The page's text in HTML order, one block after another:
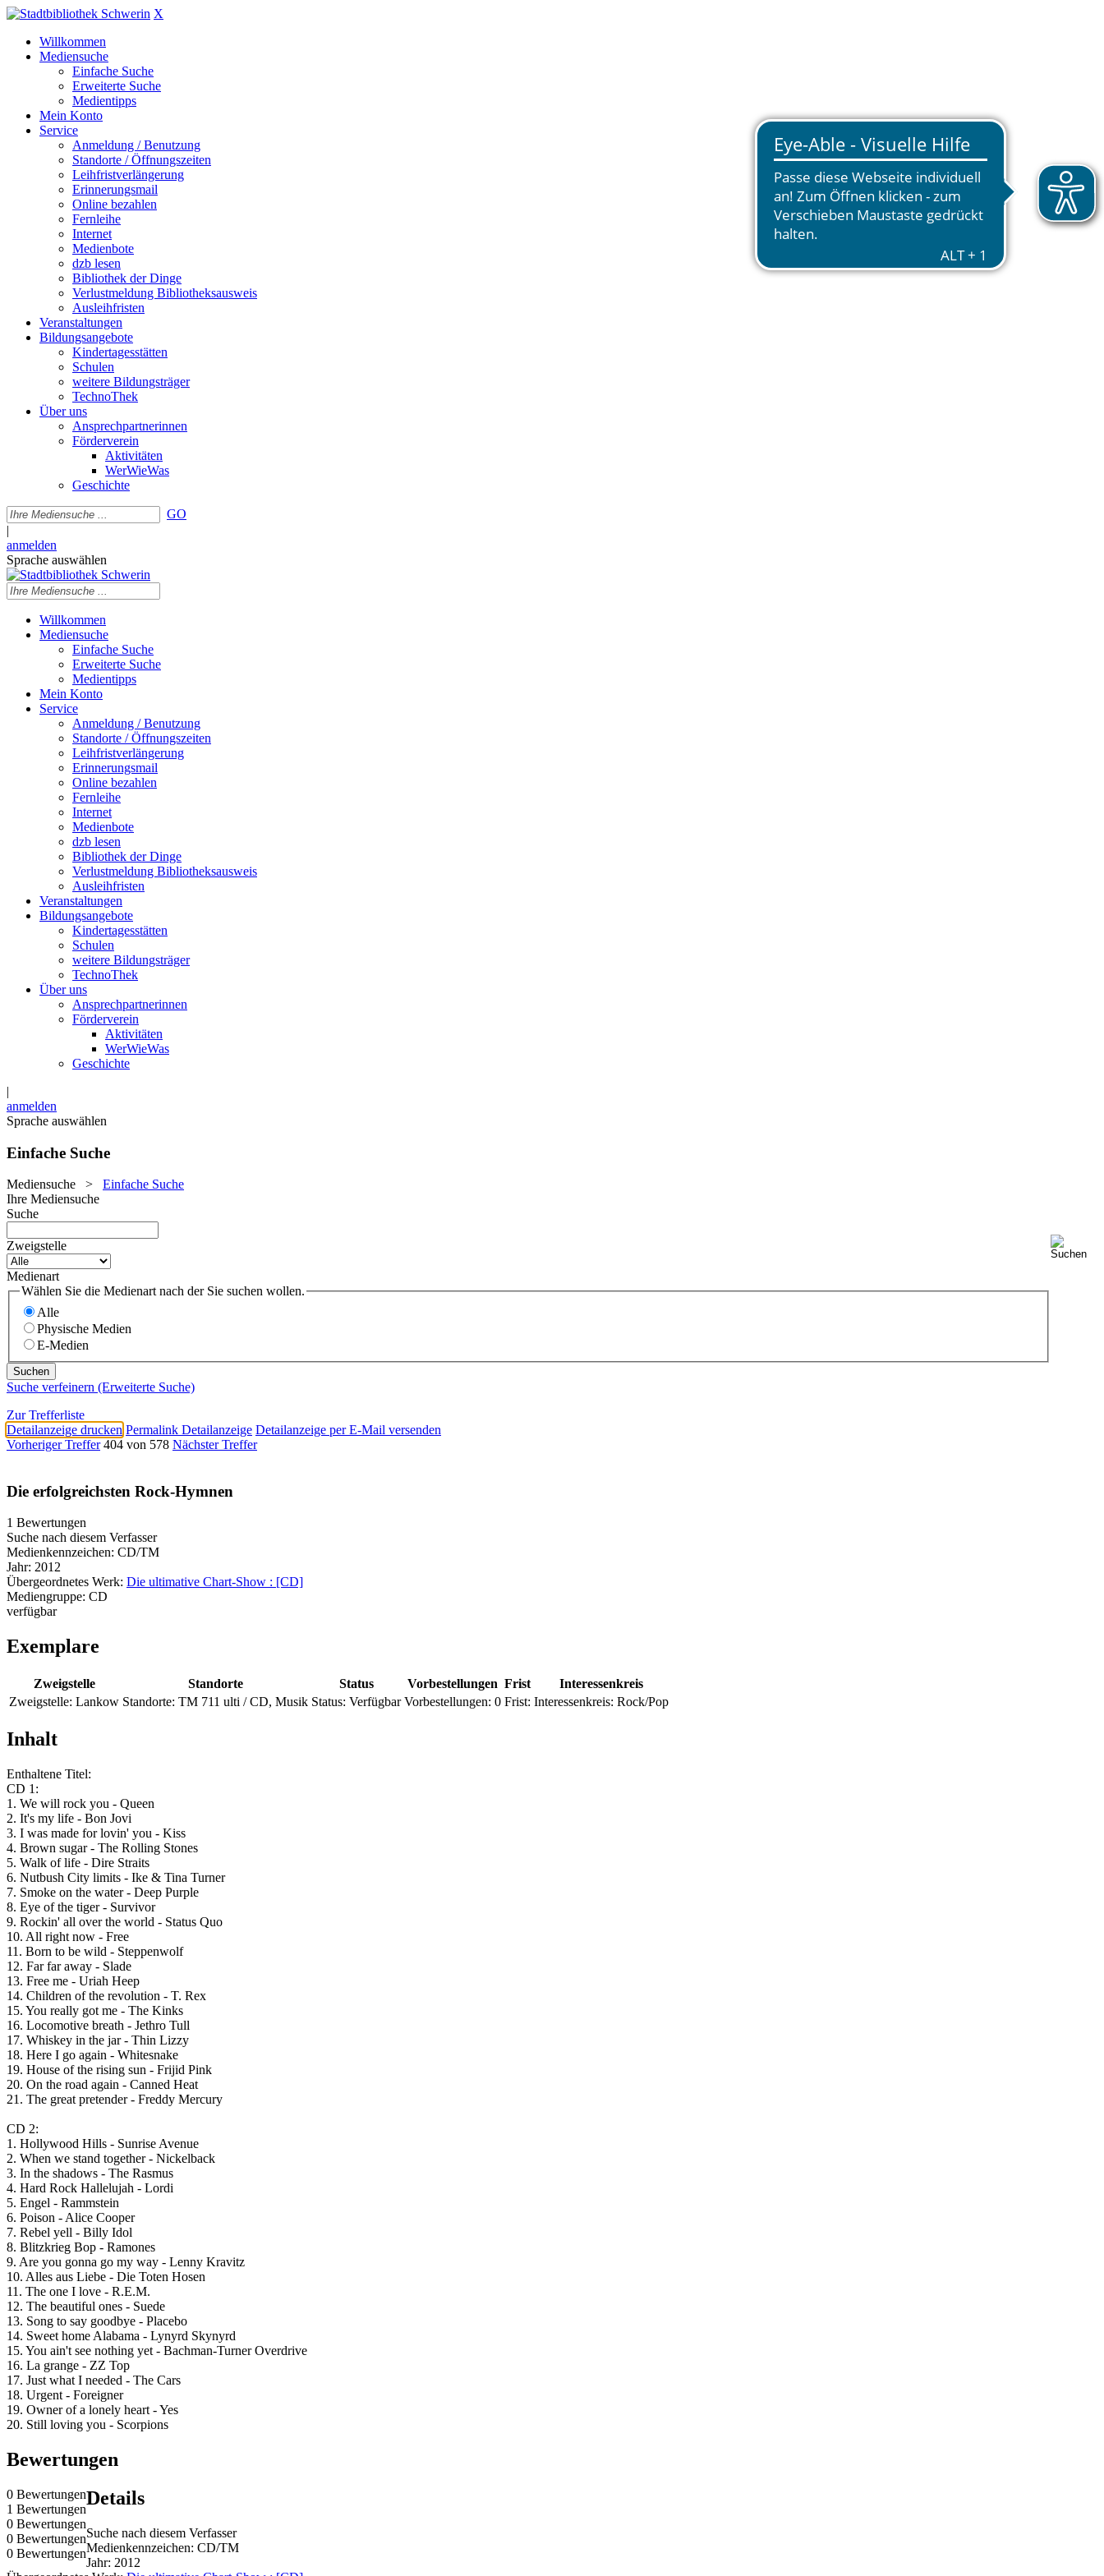
X
Willkommen
Mediensuche
Einfache Suche
Erweiterte Suche
Medientipps
Mein Konto
Service
Anmeldung / Benutzung
Standorte / Öffnungszeiten
Leihfristverlängerung
Erinnerungsmail
Online bezahlen
Fernleihe
Internet
Medienbote
dzb lesen
Bibliothek der Dinge
Verlustmeldung Bibliotheksausweis
Ausleihfristen
Veranstaltungen
Bildungsangebote
Kindertagesstätten
Schulen
weitere Bildungsträger
TechnoThek
Über uns
Ansprechpartnerinnen
Förderverein
Aktivitäten
WerWieWas
Geschichte
GO
|
anmelden
Sprache auswählen
Willkommen
Mediensuche
Einfache Suche
Erweiterte Suche
Medientipps
Mein Konto
Service
Anmeldung / Benutzung
Standorte / Öffnungszeiten
Leihfristverlängerung
Erinnerungsmail
Online bezahlen
Fernleihe
Internet
Medienbote
dzb lesen
Bibliothek der Dinge
Verlustmeldung Bibliotheksausweis
Ausleihfristen
Veranstaltungen
Bildungsangebote
Kindertagesstätten
Schulen
weitere Bildungsträger
TechnoThek
Über uns
Ansprechpartnerinnen
Förderverein
Aktivitäten
WerWieWas
Geschichte
|
anmelden
Sprache auswählen
Einfache Suche
Mediensuche > Einfache Suche
Ihre Mediensuche
Suche
Zweigstelle
Medienart
Wählen Sie die Medienart nach der Sie suchen wollen.
Alle
Physische Medien
E-Medien
Suche verfeinern (Erweiterte Suche)
Zur Trefferliste
Detailanzeige drucken Permalink Detailanzeige Detailanzeige per E-Mail versenden
Vorheriger Treffer 404 von 578 Nächster Treffer
Die erfolgreichsten Rock-Hymnen
1 Bewertungen
Suche nach diesem Verfasser
Medienkennzeichen: CD/TM
Jahr: 2012
Übergeordnetes Werk: Die ultimative Chart-Show : [CD]
Mediengruppe: CD
verfügbar
Exemplare
Zweigstelle Standorte Status Vorbestellungen Frist
Interessenkreis
Zweigstelle: Lankow Standorte: TM 711 ulti / CD, Musik Status: Verfügbar Vorbestellungen: 0 Frist: Interessenkreis: Rock/Pop
Inhalt
Enthaltene Titel:
CD 1:
1. We will rock you - Queen
2. It's my life - Bon Jovi
3. I was made for lovin' you - Kiss
4. Brown sugar - The Rolling Stones
5. Walk of life - Dire Straits
6. Nutbush City limits - Ike & Tina Turner
7. Smoke on the water - Deep Purple
8. Eye of the tiger - Survivor
9. Rockin' all over the world - Status Quo
10. All right now - Free
11. Born to be wild - Steppenwolf
12. Far far away - Slade
13. Free me - Uriah Heep
14. Children of the revolution - T. Rex
15. You really got me - The Kinks
16. Locomotive breath - Jethro Tull
17. Whiskey in the jar - Thin Lizzy
18. Here I go again - Whitesnake
19. House of the rising sun - Frijid Pink
20. On the road again - Canned Heat
21. The great pretender - Freddy Mercury
CD 2:
1. Hollywood Hills - Sunrise Avenue
2. When we stand together - Nickelback
3. In the shadows - The Rasmus
4. Hard Rock Hallelujah - Lordi
5. Engel - Rammstein
6. Poison - Alice Cooper
7. Rebel yell - Billy Idol
8. Blitzkrieg Bop - Ramones
9. Are you gonna go my way - Lenny Kravitz
10. Alles aus Liebe - Die Toten Hosen
11. The one I love - R.E.M.
12. The beautiful ones - Suede
13. Song to say goodbye - Placebo
14. Sweet home Alabama - Lynyrd Skynyrd
15. You ain't see nothing yet - Bachman-Turner Overdrive
16. La grange - ZZ Top
17. Just what I needed - The Cars
18. Urgent - Foreigner
19. Owner of a lonely heart - Yes
20. Still loving you - Scorpions
Bewertungen
0 Bewertungen
1 Bewertungen
0 Bewertungen
0 Bewertungen
0 Bewertungen
Details
Suche nach diesem Verfasser
Medienkennzeichen: CD/TM
Jahr: 2012